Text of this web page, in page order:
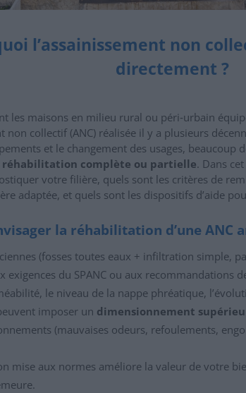
l’assainissement non
directement ?
les maisons en milieu rural ou péri‐urbain
non collectif (ANC) réalisée il y a plusieurs
et le changement des usages, beaucoup
réhabilitation complète ou partielle. Dans
votre filière, quels sont les critères de
adaptée, et quels sont les dispositifs d’aide
la réhabilitation d’une ANC
(fosses toutes eaux + infiltration simple,
exigences du SPANC ou aux recommandations
le niveau de la nappe phréatique,
imposer un dimensionnement
(mauvaises odeurs, refoulements,
mise aux normes améliore la valeur de votre